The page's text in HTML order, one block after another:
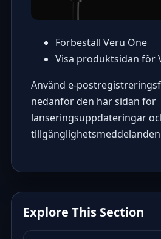
Förbeställ Veru One
Visa produktsidan för
Använd e-
nedanför den här sidan för
lanseringsuppdateringar
Explore This Section